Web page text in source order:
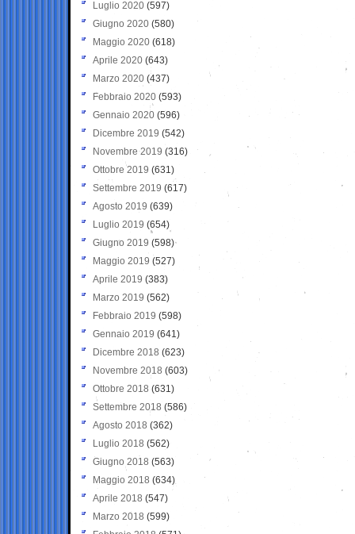
Luglio 2020 (597)
Giugno 2020 (580)
Maggio 2020 (618)
Aprile 2020 (643)
Marzo 2020 (437)
Febbraio 2020 (593)
Gennaio 2020 (596)
Dicembre 2019 (542)
Novembre 2019 (316)
Ottobre 2019 (631)
Settembre 2019 (617)
Agosto 2019 (639)
Luglio 2019 (654)
Giugno 2019 (598)
Maggio 2019 (527)
Aprile 2019 (383)
Marzo 2019 (562)
Febbraio 2019 (598)
Gennaio 2019 (641)
Dicembre 2018 (623)
Novembre 2018 (603)
Ottobre 2018 (631)
Settembre 2018 (586)
Agosto 2018 (362)
Luglio 2018 (562)
Giugno 2018 (563)
Maggio 2018 (634)
Aprile 2018 (547)
Marzo 2018 (599)